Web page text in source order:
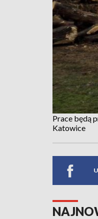
Prace będą
Katowice